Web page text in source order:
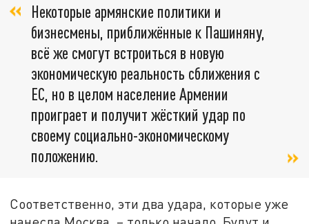
Некоторые армянские политики и
бизнесмены, приближённые к Пашиняну,
всё же смогут встроиться в новую
экономическую реальность сближения с
ЕС, но в целом население Армении
проиграет и получит жёсткий удар по
своему социально-экономическому
положению.
Соответственно, эти два удара, которые уже